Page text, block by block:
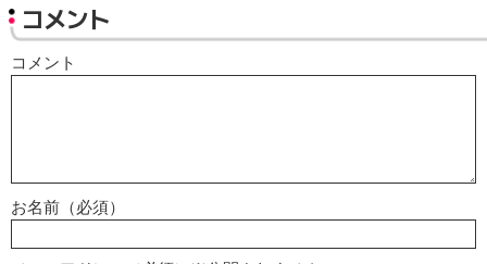
コメント
コメント
お名前（必須）